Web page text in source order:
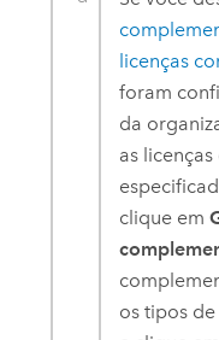
licenças
foram
da
as
clique em
os tipos